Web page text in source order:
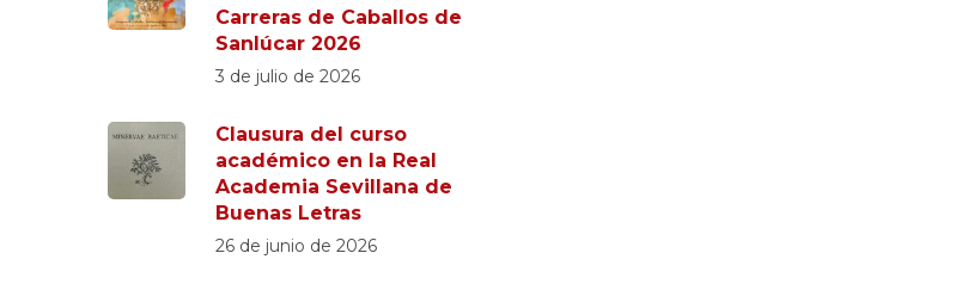
Carreras de Caballos de
Sanlúcar 2026
3 de julio de 2026
Clausura del curso
académico en la Real
Academia Sevillana de
Buenas Letras
26 de junio de 2026